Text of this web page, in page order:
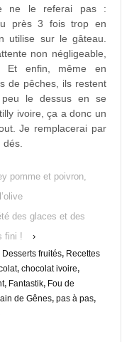
ne le referai pas :
près 3 fois trop en
utilise sur le gâteau.
non négligeable,
Et enfin, même en
de pêches, ils restent
le dessus en se
ivoire, ça a donc un
Je remplacerai par
pomme et poivron,
des glaces et des
fini !
›
Desserts fruités, Recettes
, chocolat ivoire,
, Fantastik, Fou de
de Gênes, pas à pas,